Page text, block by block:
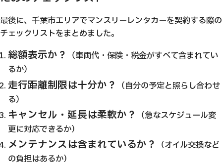
最後に、千葉市エリアでマンスリーレンタカーを契約する際の
チェックリストをまとめました。
総額表示か？
（車両代・保険・税金がすべて含まれてい
るか）
走行距離制限は十分か？
（自分の予定と照らし合わせ
る）
キャンセル・延長は柔軟か？
（急なスケジュール変
更に対応できるか）
メンテナンスは含まれているか？
（オイル交換など
の負担はあるか）